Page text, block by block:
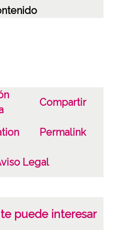
BAR-IN-001-1022
Compartir
Permalink
Legal
puede interesar